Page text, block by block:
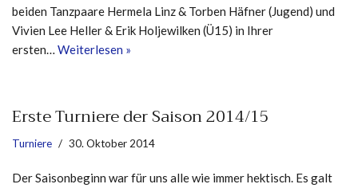
beiden Tanzpaare Hermela Linz & Torben Häfner (Jugend) und
Vivien Lee Heller & Erik Holjewilken (Ü15) in Ihrer
ersten… Weiterlesen »
Erste Turniere der Saison 2014/15
Turniere 30. Oktober 2014
Der Saisonbeginn war für uns alle wie immer hektisch. Es galt